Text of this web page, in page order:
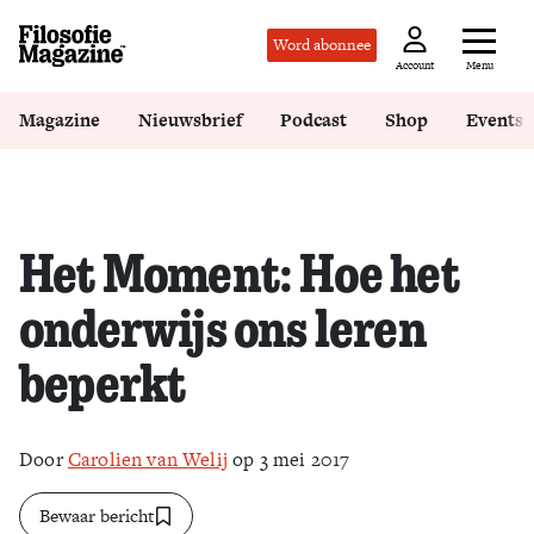
Word abonnee
Account Menu
Magazine Nieuwsbrief Podcast Shop Events
Het Moment: Hoe het
onderwijs ons leren
beperkt
DoorCarolien van Welij op 3 mei 2017
Bewaar bericht